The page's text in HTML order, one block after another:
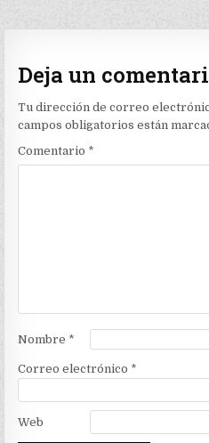
Deja un
Tu dirección de correo
campos obligatorios están
Comentario *
Nombre *
Correo electrónico *
Web